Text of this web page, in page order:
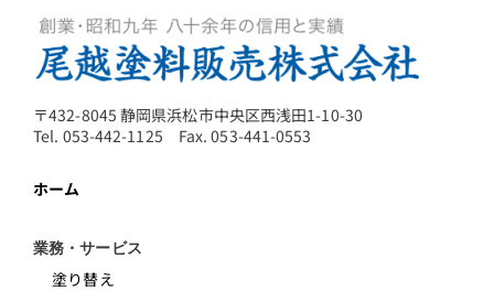
〒432-8045 静岡県浜松市中央区西浅田1-10-30
Tel. 053-442-1125 Fax. 053-441-0553
ホーム
業務・サービス
塗り替え